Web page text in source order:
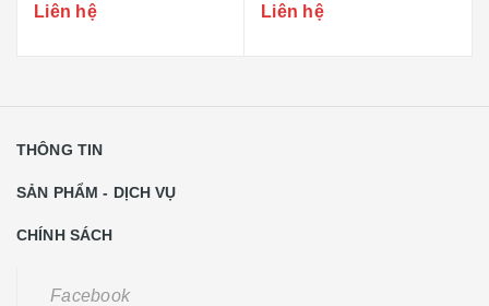
Liên hệ Liên hệ
THÔNG TIN
SẢN PHẨM - DỊCH VỤ
CHÍNH SÁCH
Facebook